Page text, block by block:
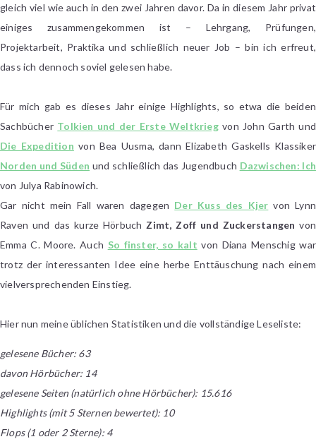
gleich viel wie auch in den zwei Jahren davor. Da in diesem Jahr privat
einiges zusammengekommen ist – Lehrgang, Prüfungen,
Projektarbeit, Praktika und schließlich neuer Job – bin ich erfreut,
dass ich dennoch soviel gelesen habe.
Für mich gab es dieses Jahr einige Highlights, so etwa die beiden
Sachbücher Tolkien und der Erste Weltkriegvon John Garth und
Die Expedition von Bea Uusma, dann Elizabeth Gaskells Klassiker
Norden und Süden und schließlich das Jugendbuch Dazwischen: Ich
von Julya Rabinowich.
Gar nicht mein Fall waren dagegen Der Kuss des Kjer von Lynn
Raven und das kurze Hörbuch Zimt, Zoff und Zuckerstangen von
Emma C. Moore. Auch So finster, so kalt von Diana Menschig war
trotz der interessanten Idee eine herbe Enttäuschung nach einem
vielversprechenden Einstieg.
Hier nun meine üblichen Statistiken und die vollständige Leseliste:
gelesene Bücher: 63
davon Hörbücher: 14
gelesene Seiten (natürlich ohne Hörbücher): 15.616
Highlights (mit 5 Sternen bewertet): 10
Flops (1 oder 2 Sterne): 4